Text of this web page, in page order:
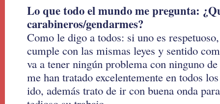
Lo que todo el mundo me pregunta:
carabineros/gendarmes?
Como le digo a todos: si uno es
cumple con las mismas leyes y sentido
va a tener ningún problema con ninguno
me han tratado excelentemente en todos
ido, además trato de ir con buena onda